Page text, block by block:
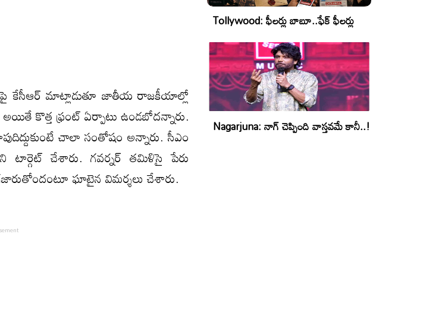
కేసీఆర్‌ మాట్లాడుతూ జాతీయ రాజకీయాల్లో
కొత్త ఫ్రంట్‌ ఏర్పాటు ఉండబోదన్నారు.
చాలా సంతోషం అన్నారు. సీఎం
టార్గెట్‌ చేశారు. గవర్నర్‌ తమిళిసై పేరు
ఘాటైన విమర్శలు చేశారు.
Tollywood: ఫీలర్లు బాబూ..ఫేక్ ఫీలర్లు
Nagarjuna: నాగ్ చెప్పింది వాస్తవమే కానీ..!